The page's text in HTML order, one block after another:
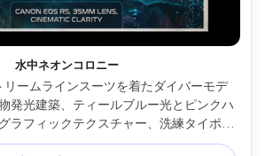
水中ネオンコロニー
リームラインスーツを着たダイバーモデ
発光建築、ティールブルー光とピンクハ
ラフィックテクスチャー、洗練タイポグ
LIGHT」）、Canon EOS R5、35mmレン